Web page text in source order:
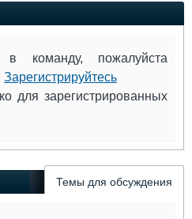
в команду, пожалуйста
Зарегистрируйтесь
для зарегистрированных
Темы для обсуждения